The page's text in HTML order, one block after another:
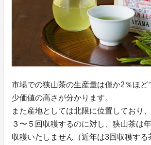
市場での狭山茶の生産量は僅か2％ほど
少価値の高さが分かります。
また産地としては北限に位置しており
３〜５回収穫するのに対し、狭山茶は
収穫いたしません（近年は3回収穫する